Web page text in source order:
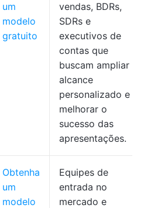
um
modelo
gratuito
vendas, BDRs,
SDRs e
executivos de
contas que
buscam ampliar o
alcance
personalizado e
melhorar o
sucesso das
apresentações.
Obtenha
um
modelo
Equipes de
entrada no
mercado e